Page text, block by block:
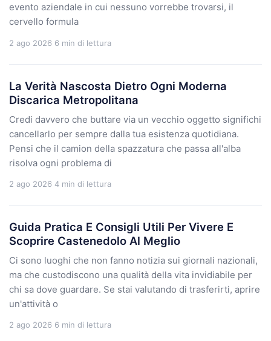
evento aziendale in cui nessuno vorrebbe trovarsi, il
cervello formula
2 ago 2026 6 min di lettura
La Verità Nascosta Dietro Ogni Moderna
Discarica Metropolitana
Credi davvero che buttare via un vecchio oggetto significhi
cancellarlo per sempre dalla tua esistenza quotidiana.
Pensi che il camion della spazzatura che passa all'alba
risolva ogni problema di
2 ago 2026 4 min di lettura
Guida Pratica E Consigli Utili Per Vivere E
Scoprire Castenedolo Al Meglio
Ci sono luoghi che non fanno notizia sui giornali nazionali,
ma che custodiscono una qualità della vita invidiabile per
chi sa dove guardare. Se stai valutando di trasferirti, aprire
un'attività o
2 ago 2026 6 min di lettura